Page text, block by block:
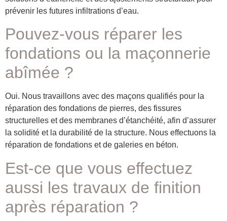
prévenir les futures infiltrations d’eau.
Pouvez-vous réparer les
fondations ou la maçonnerie
abîmée ?
Oui. Nous travaillons avec des maçons qualifiés pour la
réparation des fondations de pierres, des fissures
structurelles et des membranes d’étanchéité, afin d’assurer
la solidité et la durabilité de la structure. Nous effectuons la
réparation de fondations et de galeries en béton.
Est-ce que vous effectuez
aussi les travaux de finition
après réparation ?